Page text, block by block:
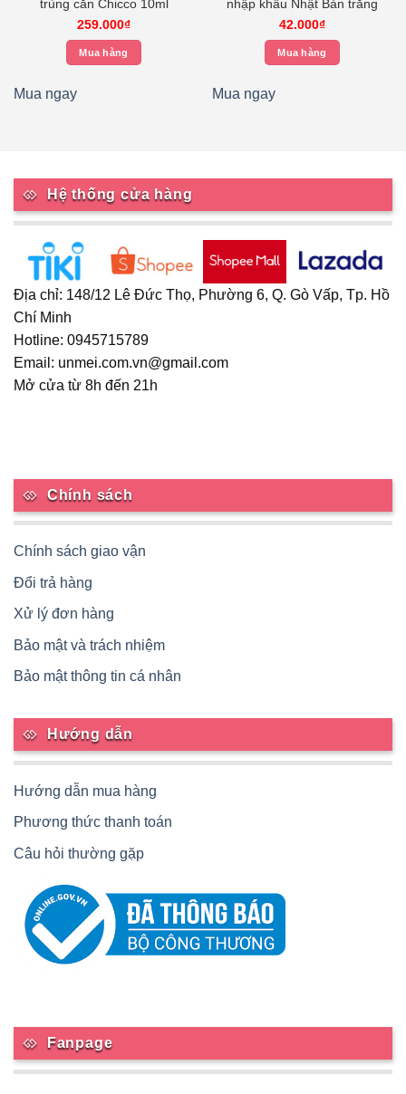
trùng cắn Chicco 10ml
259.000₫
Mua hàng
Mua ngay
nhập khẩu Nhật Bản trắng
42.000₫
Mua hàng
Mua ngay
Hệ thống cửa hàng
Địa chỉ: 148/12 Lê Đức Thọ, Phường 6, Q. Gò Vấp, Tp. Hồ
Chí Minh
Hotline: 0945715789
Email: unmei.com.vn@gmail.com
Mở cửa từ 8h đến 21h
Chính sách
Chính sách giao vận
Đổi trả hàng
Xử lý đơn hàng
Bảo mật và trách nhiệm
Bảo mật thông tin cá nhân
Hướng dẫn
Hướng dẫn mua hàng
Phương thức thanh toán
Câu hỏi thường gặp
Fanpage